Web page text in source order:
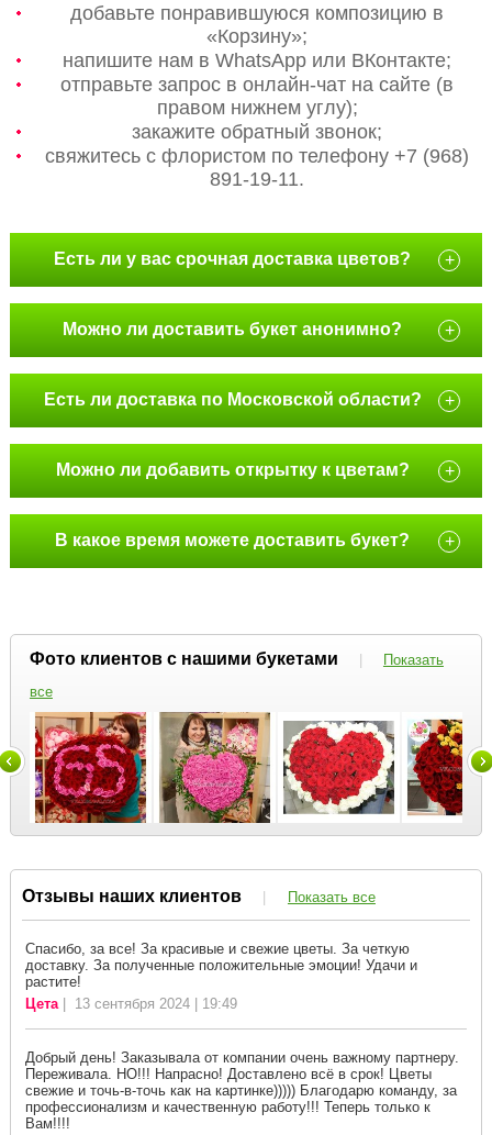
добавьте понравившуюся композицию в
«Корзину»;
напишите нам в WhatsApp или ВКонтакте;
отправьте запрос в онлайн-чат на сайте (в
правом нижнем углу);
закажите обратный звонок;
свяжитесь с флористом по телефону +7 (968)
891-19-11.
Есть ли у вас срочная доставка цветов? +
Можно ли доставить букет анонимно? +
Есть ли доставка по Московской области? +
Можно ли добавить открытку к цветам? +
В какое время можете доставить букет? +
Фото клиентов с нашими букетами |
Показать
все
Отзывы наших клиентов | Показать все
Спасибо, за все! За красивые и свежие цветы. За четкую
доставку. За полученные положительные эмоции! Удачи и
растите!
Цета| 13 сентября 2024 | 19:49
Добрый день! Заказывала от компании очень важному партнеру.
Переживала. НО!!! Напрасно! Доставлено всё в срок! Цветы
свежие и точь-в-точь как на картинке))))) Благодарю команду, за
профессионализм и качественную работу!!! Теперь только к
Вам!!!!